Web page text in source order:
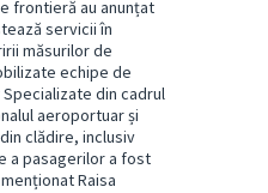
frontieră au anunțat
servicii în
măsurilor de
echipe de
din cadrul
aeroportuar și
clădire, inclusiv
a pasagerilor a fost
Raisa